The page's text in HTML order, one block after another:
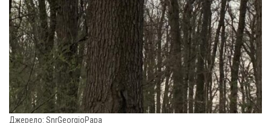
Джерело: SnrGeorgioPapa